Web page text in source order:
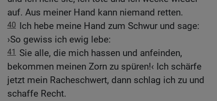
auf. Aus meiner Hand kann niemand retten.
40 Ich hebe meine Hand zum Schwur und sage:
›So gewiss ich ewig lebe:
41 Sie alle, die mich hassen und anfeinden,
bekommen meinen Zorn zu spüren!‹ Ich schärfe
jetzt mein Racheschwert, dann schlag ich zu und
schaffe Recht.